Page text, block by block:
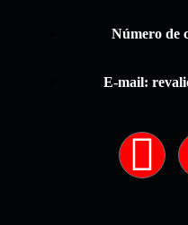
Número de
E-mail: